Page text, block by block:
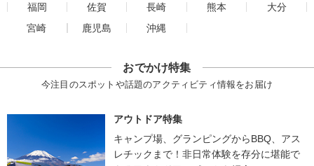
福岡
佐賀 長崎 熊本
大分
宮崎
鹿児島 沖縄
おでかけ特集
今注目のスポットや話題のアクティビティ情報をお届け
アウトドア特集
キャンプ場、グランピングからBBQ、アス
レチックまで！非日常体験を存分に堪能で